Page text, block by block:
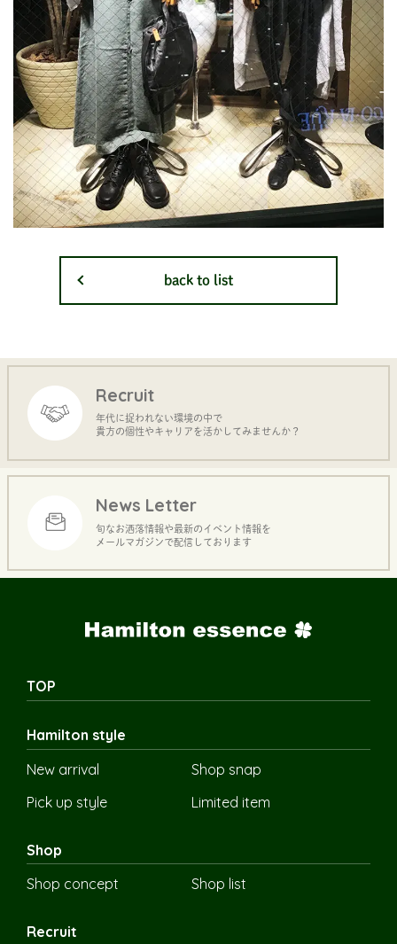
back to list
Recruit
年代に捉われない環境の中で
貴方の個性やキャリアを活かしてみませんか？
News Letter
旬なお洒落情報や最新のイベント情報を
メールマガジンで配信しております
TOP
Hamilton style
New arrival
Shop snap
Pick up style
Limited item
Shop
Shop concept
Shop list
Recruit